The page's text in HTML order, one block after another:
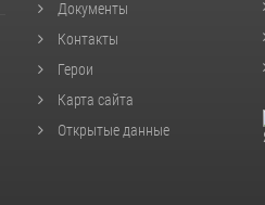
Документы
Контакты
Герои
Карта сайта
Открытые данные